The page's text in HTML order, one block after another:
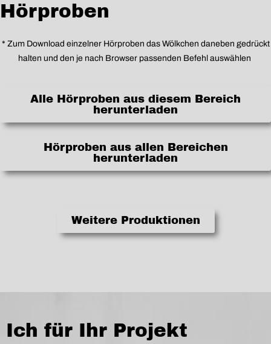
Hörproben
* Zum Download einzelner Hörproben das Wölkchen daneben gedrückt
halten und den je nach Browser passenden Befehl auswä hlen
Alle Hörproben aus diesem Bereich
herunterladen
Hörproben aus allen Bereichen
herunterladen
Weitere Produktionen
Ich für Ihr Projekt